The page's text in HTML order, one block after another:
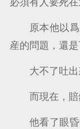
原本他以
産的問題，還是
大不了吐出
而現在，賠
他看了眼